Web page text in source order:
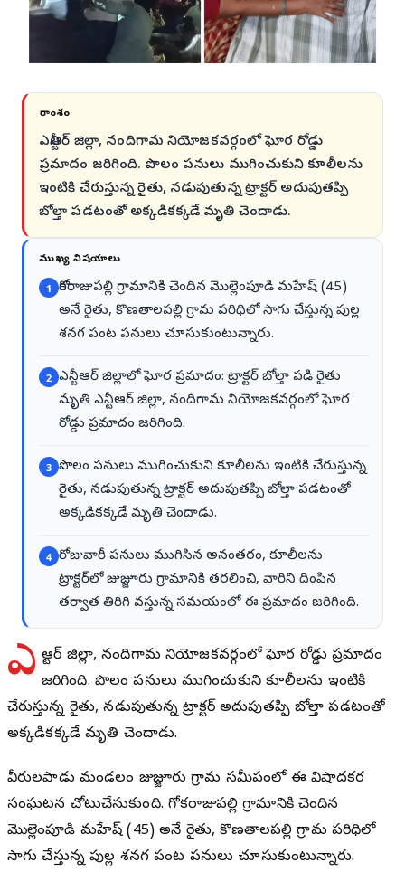
సారాంశం
ఎన్టీఆర్ జిల్లా, నందిగామ నియోజకవర్గంలో ఘోర రోడ్డు
ప్రమాదం జరిగింది. పొలం పనులు ముగించుకుని కూలీలను
ఇంటికి చేరుస్తున్న రైతు, నడుపుతున్న ట్రాక్టర్ అదుపుతప్పి
బోల్తా పడటంతో అక్కడికక్కడే మృతి చెందాడు.
ముఖ్య విషయాలు
1 గోకరాజుపల్లి గ్రామానికి చెందిన మొల్లెంపూడి మహేష్ (45)
అనే రైతు, కొణతాలపల్లి గ్రామ పరిధిలో సాగు చేస్తున్న పుల్ల
శనగ పంట పనులు చూసుకుంటున్నారు.
2 ఎన్టీఆర్ జిల్లాలో ఘోర ప్రమాదం: ట్రాక్టర్ బోల్తా పడి రైతు
మృతి ఎన్టీఆర్ జిల్లా, నందిగామ నియోజకవర్గంలో ఘోర
రోడ్డు ప్రమాదం జరిగింది.
3 పొలం పనులు ముగించుకుని కూలీలను ఇంటికి చేరుస్తున్న
రైతు, నడుపుతున్న ట్రాక్టర్ అదుపుతప్పి బోల్తా పడటంతో
అక్కడికక్కడే మృతి చెందాడు.
4 రోజువారీ పనులు ముగిసిన అనంతరం, కూలీలను
ట్రాక్టర్‌లో జుజ్జూరు గ్రామానికి తరలించి, వారిని దింపిన
తర్వాత తిరిగి వస్తున్న సమయంలో ఈ ప్రమాదం జరిగింది.
ఎ న్టీఆర్ జిల్లా, నందిగామ నియోజకవర్గంలో ఘోర రోడ్డు ప్రమాదం
జరిగింది. పొలం పనులు ముగించుకుని కూలీలను ఇంటికి
చేరుస్తున్న రైతు, నడుపుతున్న ట్రాక్టర్ అదుపుతప్పి బోల్తా పడటంతో
అక్కడికక్కడే మృతి చెందాడు.
వీరులపాడు మండలం జుజ్జూరు గ్రామ సమీపంలో ఈ విషాదకర
సంఘటన చోటుచేసుకుంది. గోకరాజుపల్లి గ్రామానికి చెందిన
మొల్లెంపూడి మహేష్ (45) అనే రైతు, కొణతాలపల్లి గ్రామ పరిధిలో
సాగు చేస్తున్న పుల్ల శనగ పంట పనులు చూసుకుంటున్నారు.